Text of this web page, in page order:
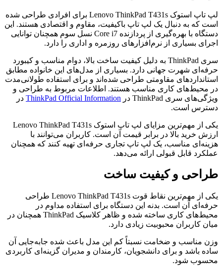
لپ تاپ استوک Lenovo ThinkPad T431s برای افرادی طراحی شده
است که به دنبال یک لپ تاپ باکیفیت، مقاوم و اقتصادی هستند. این
دستگاه با بهره‌گیری از پردازنده Core i7 نسل سوم همچنان توانایی
اجرای بسیاری از نرم‌افزارهای روزمره و اداری را دارد.
سری ThinkPad به دلیل کیفیت ساخت بالا، دوام مناسب و کیبورد
حرفه‌ای شهرت جهانی دارد. بسیاری از مدل‌های این خانواده مطابق
استانداردهای مقاومتی طراحی شده‌اند و برای استفاده طولانی‌مدت
در محیط‌های کاری مناسب هستند. اطلاعات مربوط به طراحی و
ویژگی‌های سری ThinkPad در
ThinkPad Official Information در
دسترس است.
یکی از مهم‌ترین مزایای لپ تاپ استوک Lenovo ThinkPad T431s
ارزش خرید بالا در برابر قیمت آن است. کاربران می‌توانند با
هزینه‌ای مناسب، یک لپ تاپ تجاری حرفه‌ای تهیه کنند که همچنان
عملکرد قابل قبولی ارائه می‌دهد.
طراحی و کیفیت ساخت
یکی از مهم‌ترین نقاط قوت Lenovo ThinkPad T431s طراحی
حرفه‌ای آن است. بدنه این دستگاه برای استفاده مداوم در
محیط‌های کاری ساخته شده و ظاهر کلاسیک ThinkPad همچنان در
میان کاربران محبوبیت زیادی دارد.
وزن مناسب و ضخامت نسبتاً کم این مدل باعث شده جابه‌جایی آن
ساده باشد و برای دانشجویان، کارمندان و مدیران گزینه‌ای کاربردی
محسوب شود.